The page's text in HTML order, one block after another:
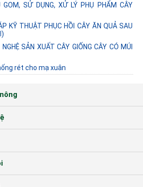
GOM, SỬ DỤNG, XỬ LÝ PHỤ PHẨM CÂY
KỸ THUẬT PHỤC HỒI CÂY ĂN QUẢ SAU
SẢN XUẤT CÂY GIỐNG CÂY CÓ MÚI
rét cho mạ xuân